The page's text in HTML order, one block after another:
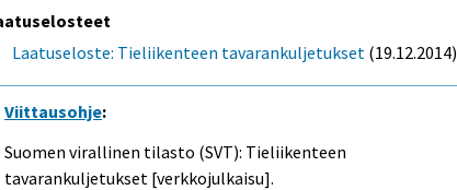
Laatuseloste: Tieliikenteen tavarankuljetukset (19.12.2014)
Viittausohje:
Suomen virallinen tilasto (SVT): Tieliikenteen
tavarankuljetukset [verkkojulkaisu].